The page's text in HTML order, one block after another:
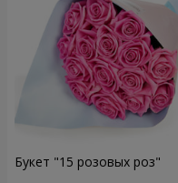
Букет "15 розовых роз"